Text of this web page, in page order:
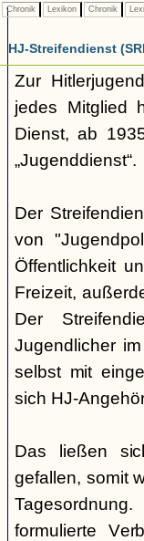
Chronik Lexikon Chronik
HJ-Streifendienst
Zur
jedes Mitglied
Dienst, ab
„Jugenddienst“.
Der
von
Öffentlichkeit
Freizeit,
Der
Jugendlicher
selbst mit
sich HJ-
Das ließen
gefallen, somit
formulierte